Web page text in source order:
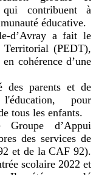
qui contribuent à
éducative.
d’Avray a fait le
(PEDT),
cohérence d’une
des parents et de
pour
tous les enfants.
d’Appui
des services de
et de la CAF 92).
scolaire 2022 et